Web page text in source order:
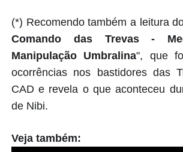
(*) Recomendo também a leitura
Comando das Trevas -
Manipulação Umbralina", que
ocorrências nos bastidores das
CAD e revela o que aconteceu
de Nibi.
Veja também: